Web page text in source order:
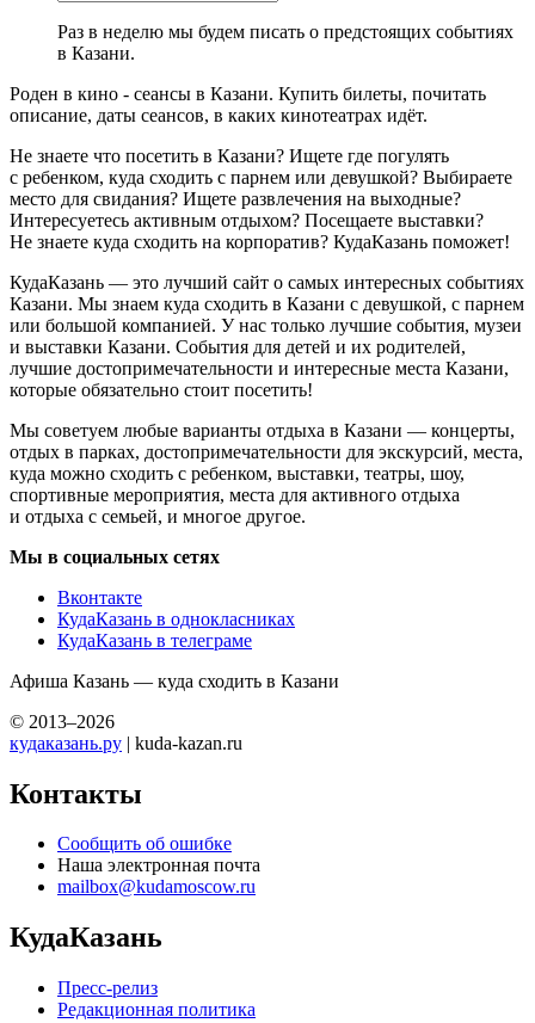
Раз в неделю мы будем писать о предстоящих событиях
в Казани.
Роден в кино - сеансы в Казани. Купить билеты, почитать
описание, даты сеансов, в каких кинотеатрах идёт.
Не знаете что посетить в Казани? Ищете где погулять
с ребенком, куда сходить с парнем или девушкой? Выбираете
место для свидания? Ищете развлечения на выходные?
Интересуетесь активным отдыхом? Посещаете выставки?
Не знаете куда сходить на корпоратив? КудаКазань поможет!
КудаКазань — это лучший сайт о самых интересных событиях
Казани. Мы знаем куда сходить в Казани с девушкой, с парнем
или большой компанией. У нас только лучшие события, музеи
и выставки Казани. События для детей и их родителей,
лучшие достопримечательности и интересные места Казани,
которые обязательно стоит посетить!
Мы советуем любые варианты отдыха в Казани — концерты,
отдых в парках, достопримечательности для экскурсий, места,
куда можно сходить с ребенком, выставки, театры, шоу,
спортивные мероприятия, места для активного отдыха
и отдыха с семьей, и многое другое.
Мы в социальных сетях
Вконтакте
КудаКазань в однокласниках
КудаКазань в телеграме
Афиша Казань — куда сходить в Казани
© 2013–2026
кудаказань.ру | kuda-kazan.ru
Контакты
Сообщить об ошибке
Наша электронная почта
mailbox@kudamoscow.ru
КудаКазань
Пресс-релиз
Редакционная политика